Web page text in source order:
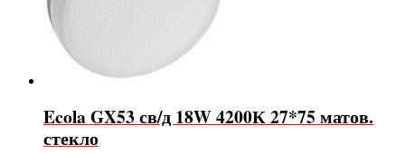
Ecola GX53 св/д 18W 4200К 27*75 матов.
стекло